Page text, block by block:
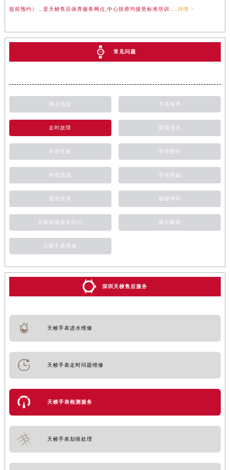
提前预约），是天梭售后保养服务网点,中心技师均接受标准培训.... 详情 >
常见问题
网点地址 手表保养
走时故障 新闻资讯
手表生锈 手表配件
外观清洗 手表受磁
进水进灰 磕碰摔坏
天梭维修服务中心 抛光翻新
天梭手表维修
深圳天梭售后服务
天梭手表进水维修
天梭手表走时问题维修
天梭手表检测服务
天梭手表划痕处理